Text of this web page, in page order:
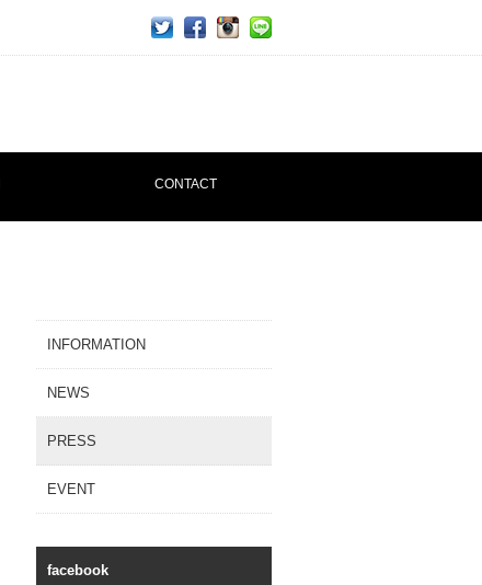
facebookins line
CONTACT
INFORMATION
NEWS
PRESS
EVENT
facebook